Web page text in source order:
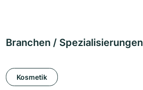
Branchen / Spezialisierungen
Kosmetik